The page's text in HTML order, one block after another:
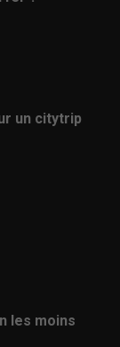
un citytrip
les moins